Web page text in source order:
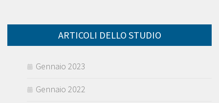
ARTICOLI DELLO STUDIO
Gennaio 2023
Gennaio 2022